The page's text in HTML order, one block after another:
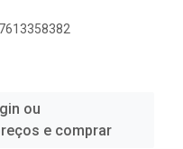
ou
e comprar